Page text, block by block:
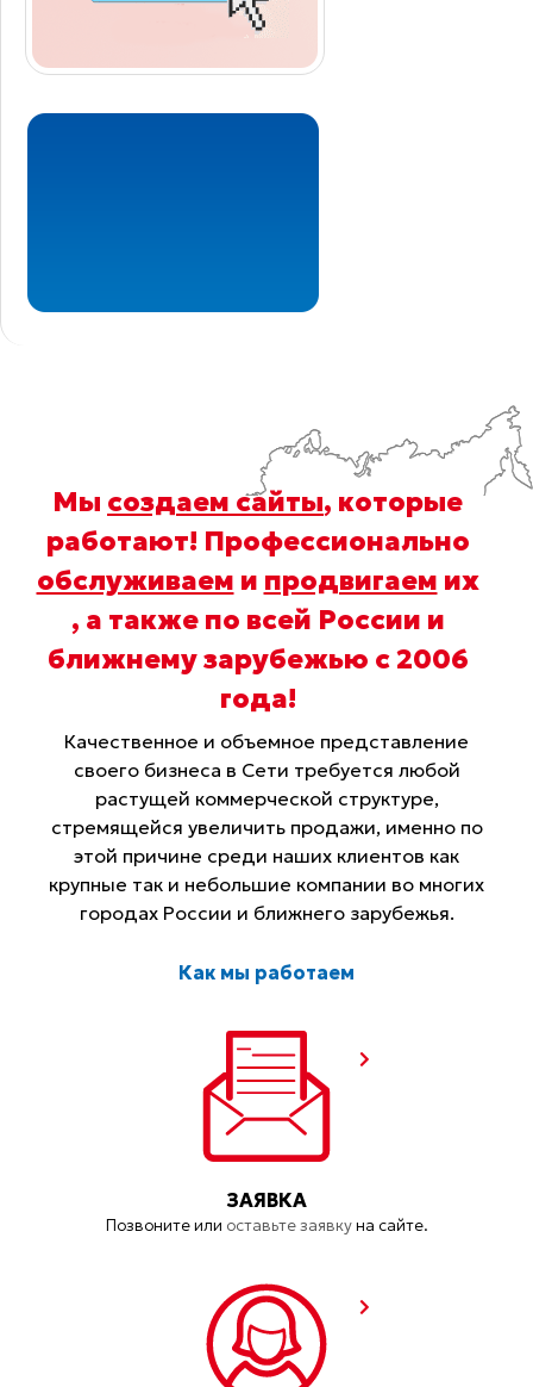
Мы создаем сайты, которые
работают! Профессионально
обслуживаем и продвигаем их
, а также по всей России и
ближнему зарубежью с 2006
года!
Качественное и объемное представление
своего бизнеса в Сети требуется любой
растущей коммерческой структуре,
стремящейся увеличить продажи, именно по
этой причине среди наших клиентов как
крупные так и небольшие компании во многих
городах России и ближнего зарубежья.
Как мы работаем
ЗАЯВКА
Позвоните или оставьте заявкуна сайте.